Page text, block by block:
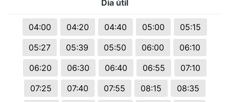
Dia útil
04:00 04:20 04:40 05:00
05:15
05:27
05:39 05:50 06:00
06:10
06:20
06:30 06:40 06:55
07:10
07:25
07:40 07:55 08:15
08:35